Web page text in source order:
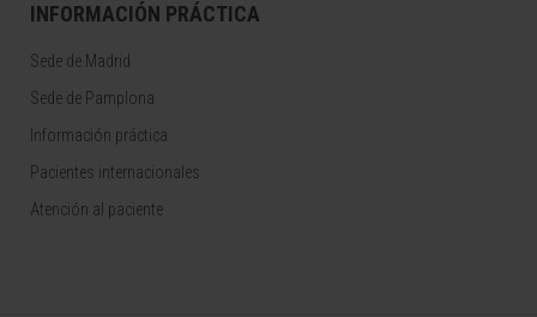
INFORMACIÓN PRÁCTICA
Sede de Madrid
Sede de Pamplona
Información práctica
Pacientes internacionales
Atención al paciente